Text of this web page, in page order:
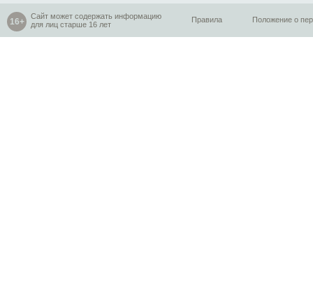
Сайт может содержать информацию
для лиц старше 16 лет
Правила Положение о